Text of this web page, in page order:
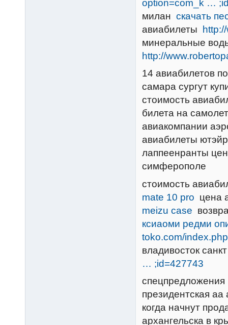
option=com_k …
милан скачать
авиабилеты
минеральные
http://
14 авиабилетов
самара сургут
стоимость
билета на
авиакомпании
авиабилеты
лаппеенранты
симферополе
стоимость
mate 10 pro цена
meizu case
ксиаоми редми
toko.com/
владивосток
… ;id=427743
спецпредложения
президентская aа
когда начнут
архангельска в